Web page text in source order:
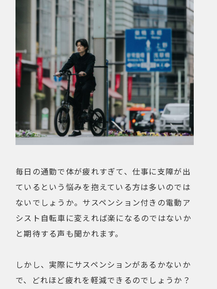
毎日の通勤で体が疲れすぎて、仕事に支障が出
ているという悩みを抱えている方は多いのでは
ないでしょうか。サスペンション付きの電動ア
シスト自転車に変えれば楽になるのではないか
と期待する声も聞かれます。
しかし、実際にサスペンションがあるかないか
で、どれほど疲れを軽減できるのでしょうか？